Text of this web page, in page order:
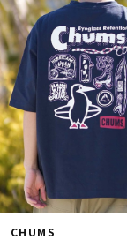
CHUMS